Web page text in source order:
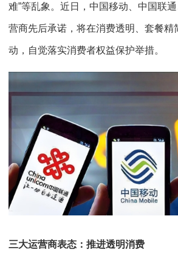
难”等乱象。近日，中国移动、中国联
营商先后承诺，将在消费透明、套餐精
动，自觉落实消费者权益保护举措。
三大运营商表态：推进透明消费